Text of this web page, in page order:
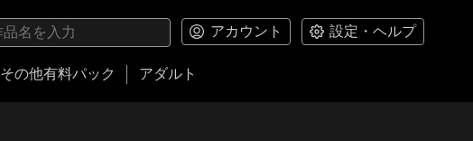
アカウント 設定・ヘルプ
その他有料パック アダルト